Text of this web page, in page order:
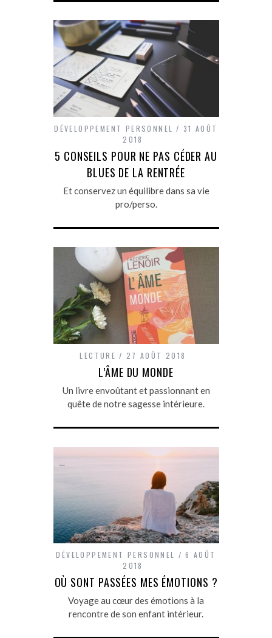
DÉVELOPPEMENT PERSONNEL
31 AOÛT
2018
5 CONSEILS POUR NE PAS CÉDER AU
BLUES DE LA RENTRÉE
Et conservez un équilibre dans sa vie
pro/perso.
LECTURE 27 AOÛT 2018
L’ÂME DU MONDE
Un livre envoûtant et passionnant en
quête de notre sagesse intérieure.
DÉVELOPPEMENT PERSONNEL
6 AOÛT
2018
OÙ SONT PASSÉES MES ÉMOTIONS ?
Voyage au cœur des émotions à la
rencontre de son enfant intérieur.